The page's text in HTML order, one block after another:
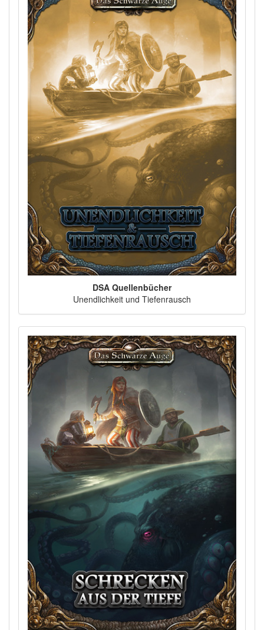
DSA Quellenbücher
Unendlichkeit und Tiefenrausch